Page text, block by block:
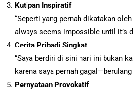
Kutipan Inspiratif
“Seperti yang pernah dikatakan
always seems impossible until it’s
Cerita Pribadi Singkat
“Saya berdiri di sini hari ini bukan
karena saya pernah gagal—berulang
Pernyataan Provokatif